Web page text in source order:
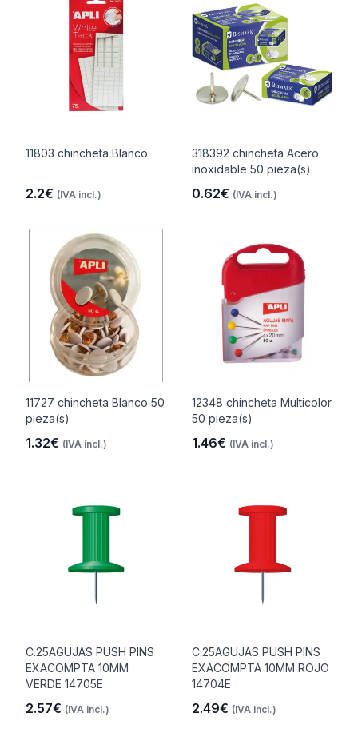
11803 chincheta Blanco
2.2€ (IVA incl.)
318392 chincheta Acero
inoxidable 50 pieza(s)
0.62€ (IVA incl.)
11727 chincheta Blanco 50
pieza(s)
1.32€ (IVA incl.)
12348 chincheta Multicolor
50 pieza(s)
1.46€ (IVA incl.)
C.25AGUJAS PUSH PINS
EXACOMPTA 10MM
VERDE 14705E
2.57€ (IVA incl.)
C.25AGUJAS PUSH PINS
EXACOMPTA 10MM ROJO
14704E
2.49€ (IVA incl.)